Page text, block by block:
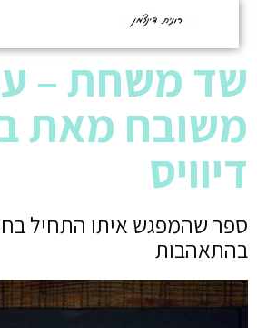
משחת –
מאת
שהמפגש איתו התחיל